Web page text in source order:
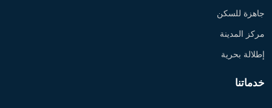
جاهزة للسكن
مركز المدينة
إطلالة بحرية
خدماتنا